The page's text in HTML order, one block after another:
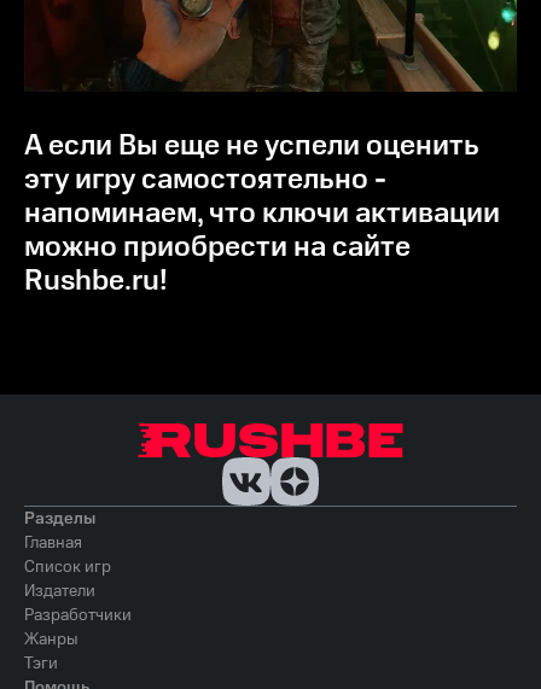
А если Вы еще не успели оценить
эту игру самостоятельно -
напоминаем, что ключи активации
можно приобрести на сайте
Rushbe.ru!
Разделы
Главная
Список игр
Издатели
Разработчики
Жанры
Тэги